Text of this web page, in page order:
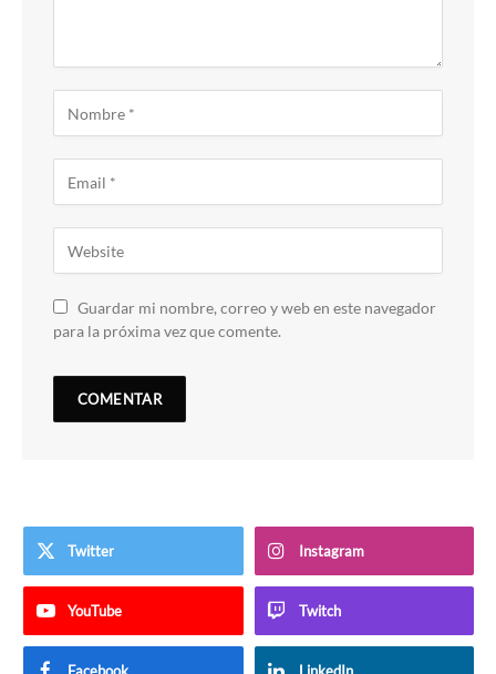
Guardar mi nombre, correo y web en este navegador
para la próxima vez que comente.
Twitter Instagram
YouTube Twitch